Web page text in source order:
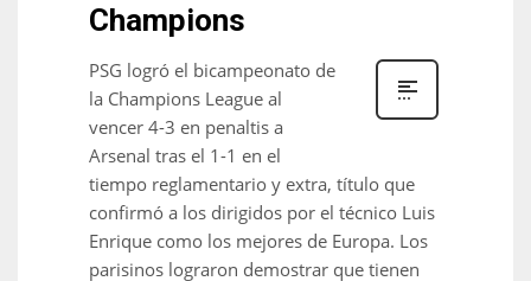
Champions
PSG logró el bicampeonato de
la Champions League al
vencer 4-3 en penaltis a
Arsenal tras el 1-1 en el
tiempo reglamentario y extra, título que
confirmó a los dirigidos por el técnico Luis
Enrique como los mejores de Europa. Los
parisinos lograron demostrar que tienen